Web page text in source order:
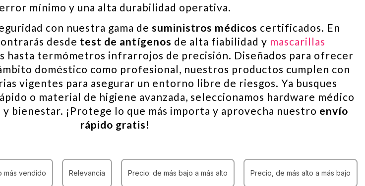
error mínimo y una alta durabilidad operativa.
con nuestra gama de suministros médicos certificados. En
desde test de antígenos de alta fiabilidad y mascarillas
hasta termómetros infrarrojos de precisión. Diseñados para ofrecer
doméstico como profesional, nuestros productos cumplen con
vigentes para asegurar un entorno libre de riesgos. Ya busques
o material de higiene avanzada, seleccionamos hardware médico
bienestar. ¡Protege lo que más importa y aprovecha nuestro envío
rápido gratis!
más vendido Relevancia Precio: de más bajo a más alto Precio, de más alto a más bajo